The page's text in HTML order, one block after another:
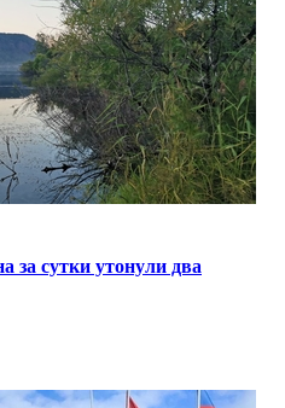
за сутки утонули два